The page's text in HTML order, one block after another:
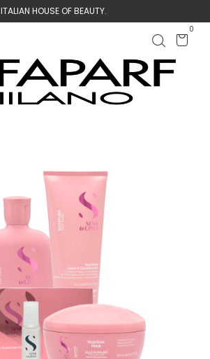
ITALIAN HOUSE OF BEAUTY.
0